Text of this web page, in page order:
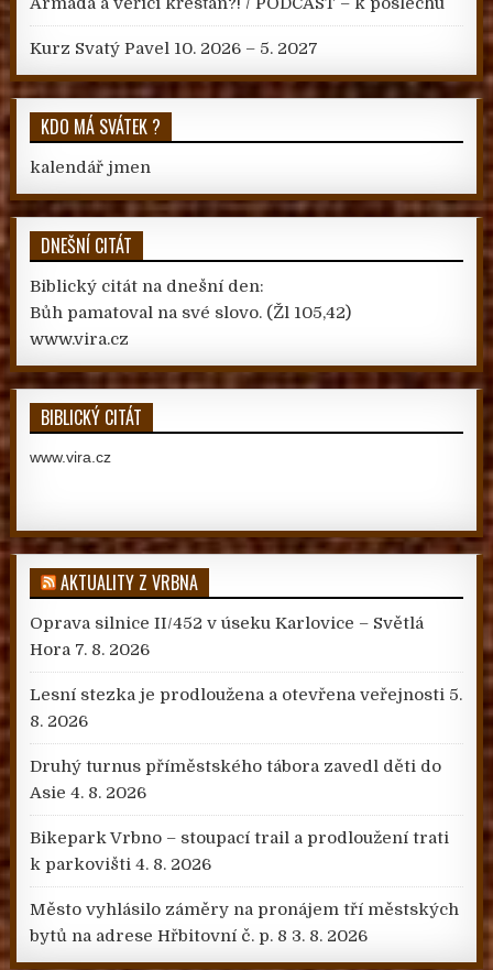
Kurz Svatý Pavel 10. 2026 – 5. 2027
KDO MÁ SVÁTEK ?
kalendář jmen
DNEŠNÍ CITÁT
Biblický citát na dnešní den:
Bůh pamatoval na své slovo. (Žl 105,42)
www.vira.cz
BIBLICKÝ CITÁT
www.vira.cz
AKTUALITY Z VRBNA
Oprava silnice II/452 v úseku Karlovice – Světlá
Hora 7. 8. 2026
Lesní stezka je prodloužena a otevřena veřejnosti 5.
8. 2026
Druhý turnus příměstského tábora zavedl děti do
Asie 4. 8. 2026
Bikepark Vrbno – stoupací trail a prodloužení trati
k parkovišti 4. 8. 2026
Město vyhlásilo záměry na pronájem tří městských
bytů na adrese Hřbitovní č. p. 8 3. 8. 2026